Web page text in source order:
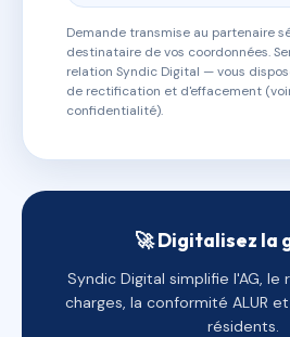
Demande transmise au partenaire
destinataire de vos coordonnées.
relation Syndic Digital — vous
de rectification et d'effacement
confidentialité).
🚀 Digitalisez la
Syndic Digital simplifie l'AG,
charges, la conformité ALUR
résidents.